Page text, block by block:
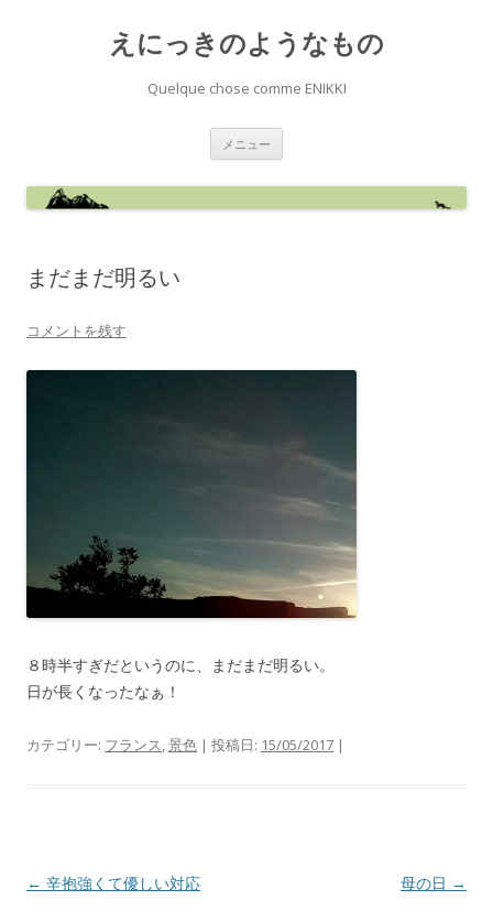
えにっきのようなもの
Quelque chose comme ENIKKI
メニュー
ン
へ
まだまだ明るい
コメントを残す
８時半すぎだというのに、まだまだ明るい。
日が長くなったなぁ！
カテゴリー: フランス,景色 | 投稿日: 15/05/2017 |
投
← 辛抱強くて優しい対応 母の日 →